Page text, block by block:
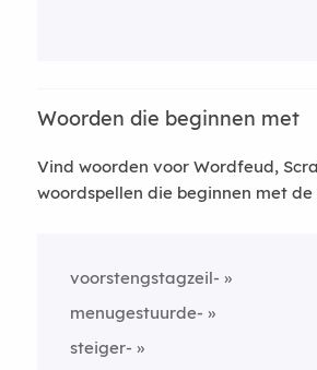
Woorden die beginnen met
Vind woorden voor Wordfeud,
woordspellen die beginnen met
voorstengstagzeil-
menugestuurde-
steiger-